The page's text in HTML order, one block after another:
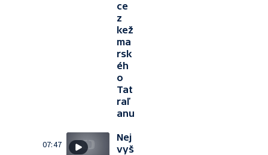
ce
z
kež
ma
rsk
éh
o
Tat
raľ
anu
07:47
Nej
vyš